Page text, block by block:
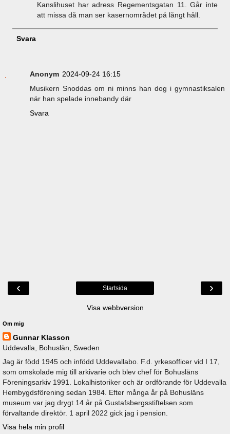
Kanslihuset har adress Regementsgatan 11. Går inte
att missa då man ser kasernområdet på långt håll.
Svara
Anonym 2024-09-24 16:15
Musikern Snoddas om ni minns han dog i gymnastiksalen
när han spelade innebandy där
Svara
‹ ›
Startsida
Visa webbversion
Om mig
Gunnar Klasson
Uddevalla, Bohuslän, Sweden
Jag är född 1945 och infödd Uddevallabo. F.d. yrkesofficer vid I 17,
som omskolade mig till arkivarie och blev chef för Bohusläns
Föreningsarkiv 1991. Lokalhistoriker och är ordförande för Uddevalla
Hembygdsförening sedan 1984. Efter många år på Bohusläns
museum var jag drygt 14 år på Gustafsbergsstiftelsen som
förvaltande direktör. 1 april 2022 gick jag i pension.
Visa hela min profil